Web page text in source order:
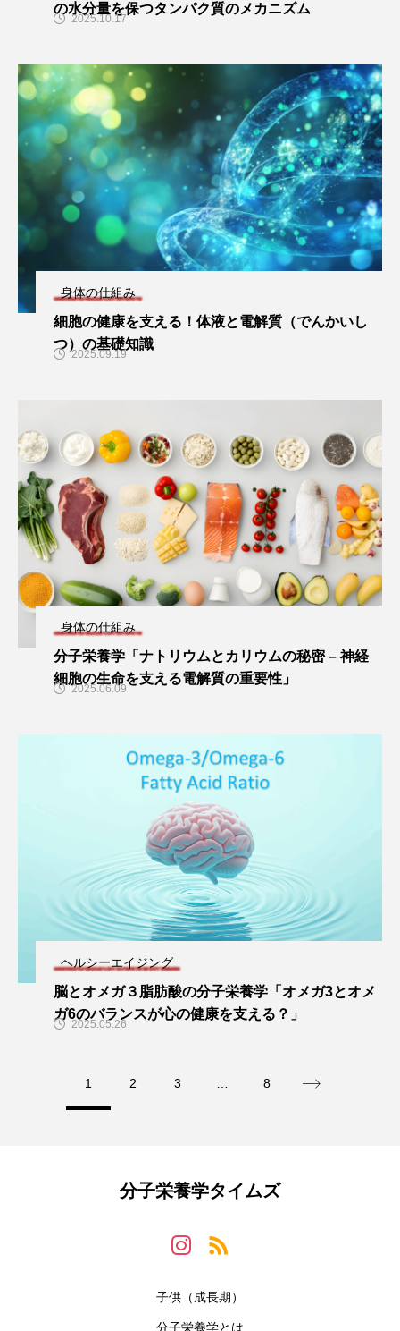
の水分量を保つタンパク質のメカニズム
2025.10.17
身体の仕組み
細胞の健康を支える！体液と電解質（でんかいし
つ）の基礎知識
2025.09.19
身体の仕組み
分子栄養学「ナトリウムとカリウムの秘密 – 神経
細胞の生命を支える電解質の重要性」
2025.06.09
ヘルシーエイジング
脳とオメガ３脂肪酸の分子栄養学「オメガ3とオメ
ガ6のバランスが心の健康を支える？」
2025.05.26
1 2 3 8
分子栄養学タイムズ
子供（成長期）
分子栄養学とは